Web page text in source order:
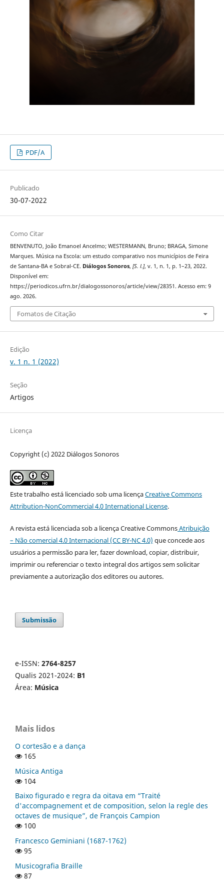
PDF/A
Publicado
30-07-2022
Como Citar
BENVENUTO, João Emanoel Ancelmo; WESTERMANN, Bruno; BRAGA, Simone
Marques. Música na Escola: um estudo comparativo nos municípios de Feira
de Santana-BA e Sobral-CE. Diálogos Sonoros, [S. l.], v. 1, n. 1, p. 1–23, 2022.
Disponível em:
https://periodicos.ufrn.br/dialogossonoros/article/view/28351. Acesso em: 9
ago. 2026.
Fomatos de Citação
Edição
v. 1 n. 1 (2022)
Seção
Artigos
Licença
Copyright (c) 2022 Diálogos Sonoros
Este trabalho está licenciado sob uma licençaCreative Commons
Attribution-NonCommercial 4.0 International License.
A revista está licenciada sob a licença Creative CommonsAtribuição
– Não comercial 4.0 Internacional (CC BY-NC 4.0) que concede aos
usuários a permissão para ler, fazer download, copiar, distribuir,
imprimir ou referenciar o texto integral dos artigos sem solicitar
previamente a autorização dos editores ou autores.
Submissão
e-ISSN: 2764-8257
Qualis 2021-2024: B1
Área: Música
Mais lidos
O cortesão e a dança
165
Música Antiga
104
Baixo figurado e regra da oitava em “Traité
d'accompagnement et de composition, selon la regle des
octaves de musique”, de François Campion
100
Francesco Geminiani (1687-1762)
95
Musicografia Braille
87